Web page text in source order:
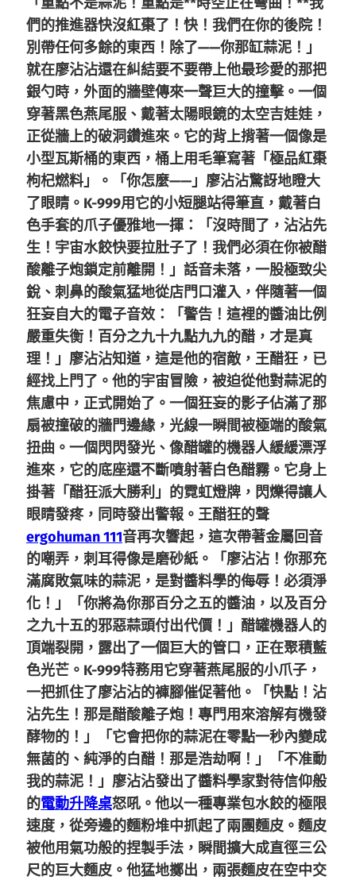
們的推進器快沒紅棗了！快！我們在你的後院！
別帶任何多餘的東西！除了——你那缸蒜泥！」
就在廖沾沾還在糾結要不要帶上他最珍愛的那把
銀勺時，外面的牆壁傳來一聲巨大的撞擊。一個
穿著黑色燕尾服、戴著太陽眼鏡的太空吉娃娃，
正從牆上的破洞鑽進來。它的背上揹著一個像是
小型瓦斯桶的東西，桶上用毛筆寫著「極品紅棗
枸杞燃料」。「你怎麼——」廖沾沾驚訝地瞪大
了眼睛。K-999用它的小短腿站得筆直，戴著白
色手套的爪子優雅地一揮：「沒時間了，沾沾先
生！宇宙水餃快要拉肚子了！我們必須在你被醋
酸離子炮鎖定前離開！」話音未落，一股極致尖
銳、刺鼻的酸氣猛地從店門口灌入，伴隨著一個
狂妄自大的電子音效：「警告！這裡的醬油比例
嚴重失衡！百分之九十九點九九的醋，才是真
理！」廖沾沾知道，這是他的宿敵，王醋狂，已
經找上門了。他的宇宙冒險，被迫從他對蒜泥的
焦慮中，正式開始了。一個狂妄的影子佔滿了那
扇被撞破的牆門邊緣，光線一瞬間被極端的酸氣
扭曲。一個閃閃發光、像醋罐的機器人緩緩漂浮
進來，它的底座還不斷噴射著白色醋霧。它身上
掛著「醋狂派大勝利」的霓虹燈牌，閃爍得讓人
眼睛發疼，同時發出警報。王醋狂的聲
ergohuman 111音再次響起，這次帶著金屬回音
的嘲弄，刺耳得像是磨砂紙。「廖沾沾！你那充
滿腐敗氣味的蒜泥，是對醬料學的侮辱！必須淨
化！」「你將為你那百分之五的醬油，以及百分
之九十五的邪惡蒜頭付出代價！」醋罐機器人的
頂端裂開，露出了一個巨大的管口，正在聚積藍
色光芒。K-999特務用它穿著燕尾服的小爪子，
一把抓住了廖沾沾的褲腳催促著他。「快點！沾
沾先生！那是醋酸離子炮！專門用來溶解有機發
酵物的！」「它會把你的蒜泥在零點一秒內變成
無菌的、純淨的白醋！那是浩劫啊！」「不准動
我的蒜泥！」廖沾沾發出了醬料學家對待信仰般
的電動升降桌怒吼。他以一種專業包水餃的極限
速度，從旁邊的麵粉堆中抓起了兩團麵皮。麵皮
被他用氣功般的捏製手法，瞬間擴大成直徑三公
尺的巨大麵皮。他猛地擲出，兩張麵皮在空中交